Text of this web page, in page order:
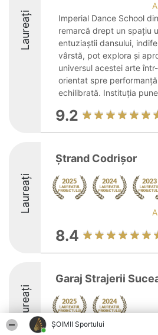
ȘOIMII Sportului
Laureați
Imperial Dance School
remarcă drept un spațiu
entuziaștii dansului,
vârstă, pot explora și
universul acestei arte
orientat spre
echilibrată. Instituția
9.2
Laureați
Ștrand Codrișor
8.4
Laureați
Garaj Strajerii